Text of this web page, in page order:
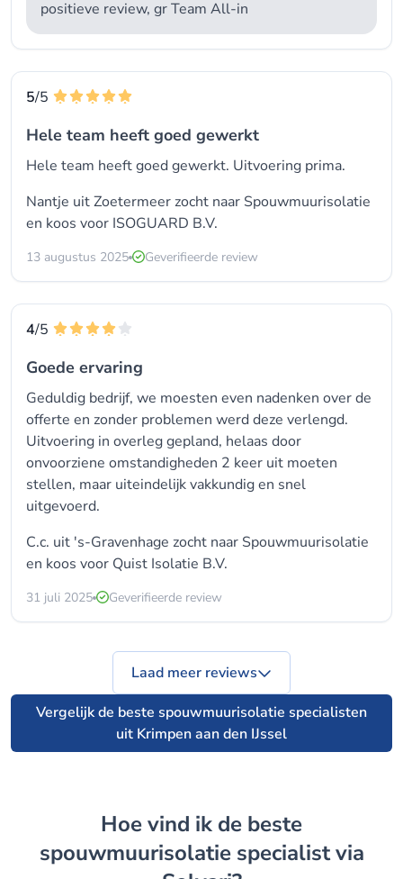
positieve review, gr Team All-in
5/5
Hele team heeft goed gewerkt
Hele team heeft goed gewerkt. Uitvoering prima.
Nantje uit Zoetermeer zocht naar Spouwmuurisolatie
en koos voor ISOGUARD B.V.
13 augustus 2025 Geverifieerde review
4/5
Goede ervaring
Geduldig bedrijf, we moesten even nadenken over de
offerte en zonder problemen werd deze verlengd.
Uitvoering in overleg gepland, helaas door
onvoorziene omstandigheden 2 keer uit moeten
stellen, maar uiteindelijk vakkundig en snel
uitgevoerd.
C.c. uit 's-Gravenhage zocht naar Spouwmuurisolatie
en koos voor Quist Isolatie B.V.
31 juli 2025 Geverifieerde review
Vergelijk de beste spouwmuurisolatie specialisten
uit Krimpen aan den IJssel
Laad meer reviews
Hoe vind ik de beste
spouwmuurisolatie specialist via